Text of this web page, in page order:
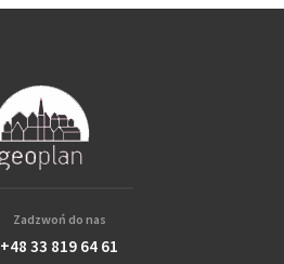
Zadzwoń do nas
+48 33 819 64 61